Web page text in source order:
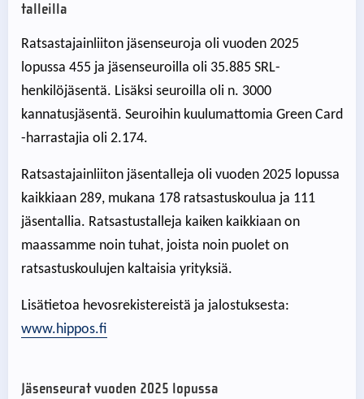
talleilla
Ratsastajainliiton jäsenseuroja oli vuoden 2025
lopussa 455 ja jäsenseuroilla oli 35.885 SRL-
henkilöjäsentä. Lisäksi seuroilla oli n. 3000
kannatusjäsentä. Seuroihin kuulumattomia Green Card
-harrastajia oli 2.174.
Ratsastajainliiton jäsentalleja oli vuoden 2025 lopussa
kaikkiaan 289, mukana 178 ratsastuskoulua ja 111
jäsentallia. Ratsastustalleja kaiken kaikkiaan on
maassamme noin tuhat, joista noin puolet on
ratsastuskoulujen kaltaisia yrityksiä.
Lisätietoa hevosrekistereistä ja jalostuksesta:
www.hippos.fi
Jäsenseurat vuoden 2025 lopussa